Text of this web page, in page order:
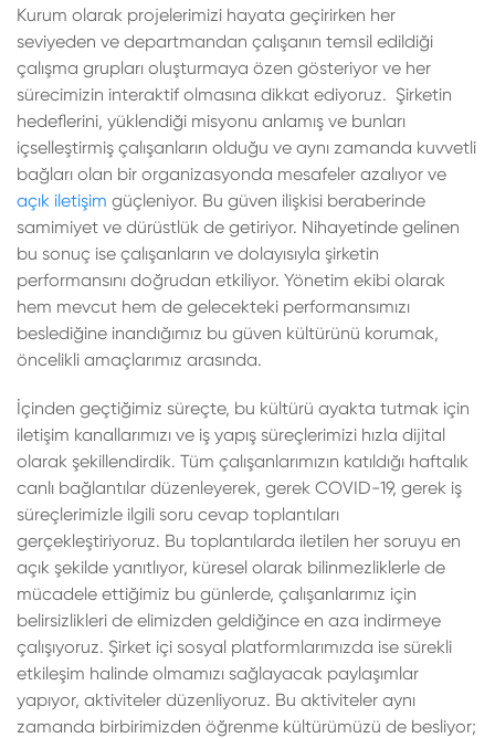
Kurum olarak projelerimizi hayata geçirirken her
seviyeden ve departmandan çalışanın temsil edildiği
çalışma grupları oluşturmaya özen gösteriyor ve her
sürecimizin interaktif olmasına dikkat ediyoruz. Şirketin
hedeflerini, yüklendiği misyonu anlamış ve bunları
içselleştirmiş çalışanların olduğu ve aynı zamanda kuvvetli
bağları olan bir organizasyonda mesafeler azalıyor ve
açık iletişim güçleniyor. Bu güven ilişkisi beraberinde
samimiyet ve dürüstlük de getiriyor. Nihayetinde gelinen
bu sonuç ise çalışanların ve dolayısıyla şirketin
performansını doğrudan etkiliyor. Yönetim ekibi olarak
hem mevcut hem de gelecekteki performansımızı
beslediğine inandığımız bu güven kültürünü korumak,
öncelikli amaçlarımız arasında.
İçinden geçtiğimiz süreçte, bu kültürü ayakta tutmak için
iletişim kanallarımızı ve iş yapış süreçlerimizi hızla dijital
olarak şekillendirdik. Tüm çalışanlarımızın katıldığı haftalık
canlı bağlantılar düzenleyerek, gerek COVID-19, gerek iş
süreçlerimizle ilgili soru cevap toplantıları
gerçekleştiriyoruz. Bu toplantılarda iletilen her soruyu en
açık şekilde yanıtlıyor, küresel olarak bilinmezliklerle de
mücadele ettiğimiz bu günlerde, çalışanlarımız için
belirsizlikleri de elimizden geldiğince en aza indirmeye
çalışıyoruz. Şirket içi sosyal platformlarımızda ise sürekli
etkileşim halinde olmamızı sağlayacak paylaşımlar
yapıyor, aktiviteler düzenliyoruz. Bu aktiviteler aynı
zamanda birbirimizden öğrenme kültürümüzü de besliyor;